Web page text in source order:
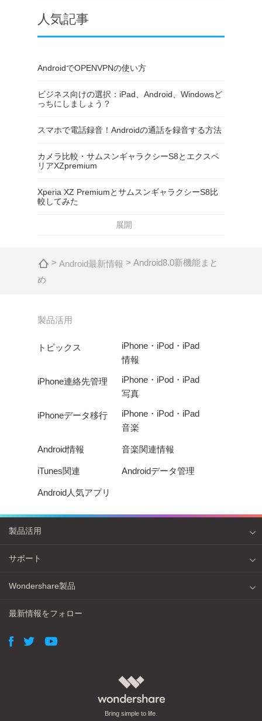
人気記事
AndroidでOPENVPNの使い方
ビジネス向けの選択：iPad、Android、Windowsど
っちにしましょう？
スマホで電話録音！Androidの通話を録音する方法
カメラ比較・サムスンギャラクシーS8とエクスペ
リアXZpremium
Xperia XZ PremiumとサムスンギャラクシーS8比
較してみた
展開
> Android最新情報 > Android8.0新機能まと
め
製品活用
トピックス
iPhone・iPod・iPad
情報
iPhone連絡先管理
iPhone・iPod・iPad
写真
iPhoneデータ移行
iPhone・iPod・iPad
音楽
Android情報 音楽関連情報
iTunes関連 Androidデータ管理
Android人気アプリ
Bring simple to life.
製品活用
サポート
Wondershare製品
最新情報をフォロー